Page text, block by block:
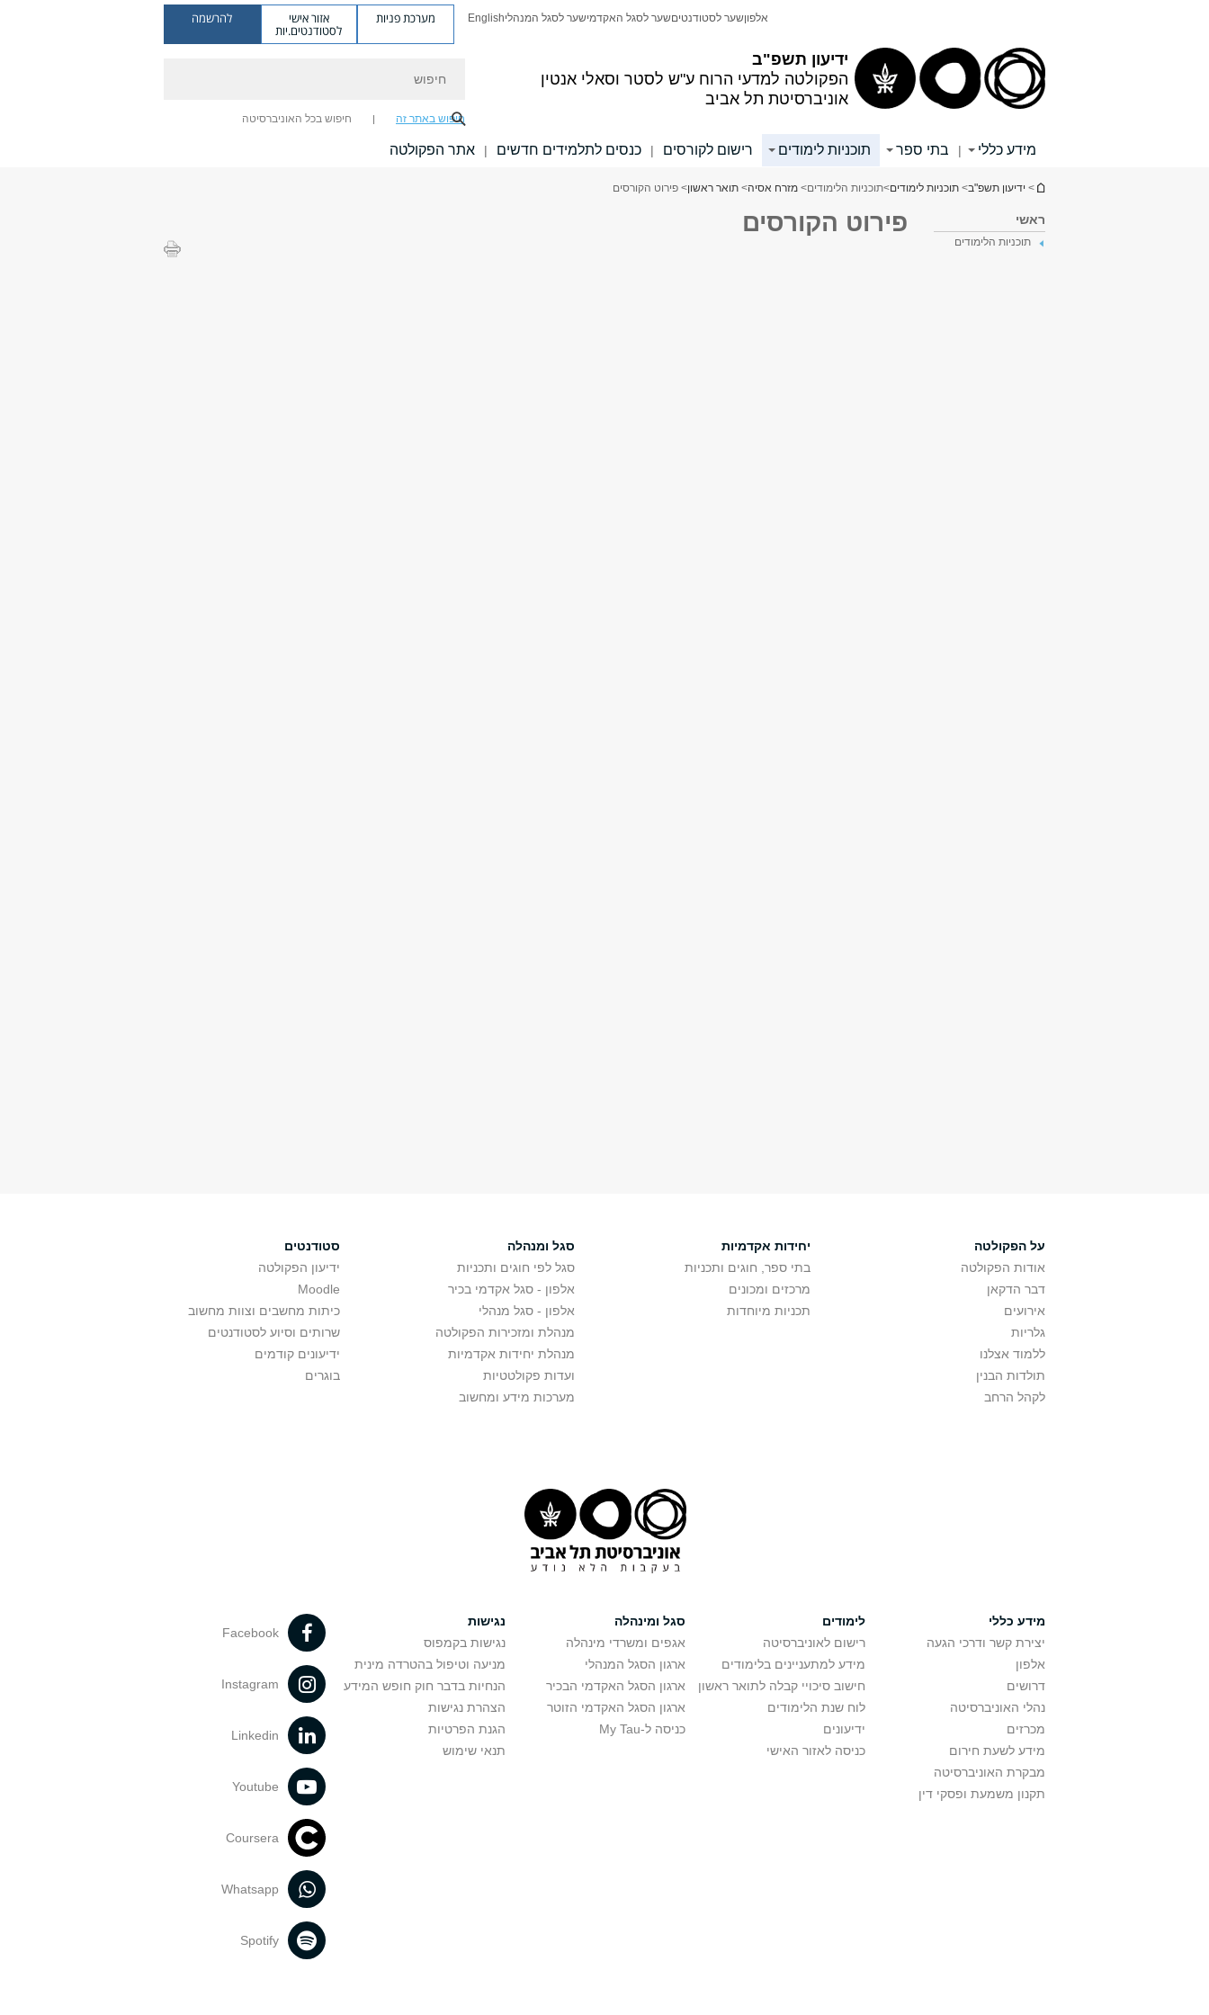
ידיעון תשפ"ב
הפקולטה למדעי הרוח ע"ש לסטר וסאלי אנטין
אוניברסיטת תל אביב
אלפוןשער לסטודנטיםשער לסגל האקדמישער לסגל המנהליEnglish מערכת פניות אזור אישי
לסטודנטים.יות
להרשמה
חיפוש באתר זה חיפוש בכל האוניברסיטה
מידע כללי | בתי ספר תוכניות לימודים רישום לקורסים | כנסים לתלמידים חדשים | אתר הפקולטה
הינך נמצא כאן
> ידיעון תשפ"ב> תוכניות לימודים>תוכניות הלימודים> מזרח אסיה> תואר ראשון> פירוט הקורסים
ראשי
תוכניות הלימודים
פירוט הקורסים
על הפקולטה
אודות הפקולטה
דבר הדקאן
אירועים
גלריות
ללמוד אצלנו
תולדות הבנין
לקהל הרחב
יחידות אקדמיות
בתי ספר, חוגים ותכניות
מרכזים ומכונים
תכניות מיוחדות
סגל ומנהלה
סגל לפי חוגים ותכניות
אלפון - סגל אקדמי בכיר
אלפון - סגל מנהלי
מנהלת ומזכירות הפקולטה
מנהלת יחידות אקדמיות
ועדות פקולטטיות
מערכות מידע ומחשוב
סטודנטים
ידיעון הפקולטה
Moodle
כיתות מחשבים וצוות מחשוב
שרותים וסיוע לסטודנטים
ידיעונים קודמים
בוגרים
מידע כללי
יצירת קשר ודרכי הגעה
אלפון
דרושים
נהלי האוניברסיטה
מכרזים
מידע לשעת חירום
מבקרת האוניברסיטה
תקנון משמעת ופסקי דין
לימודים
רישום לאוניברסיטה
מידע למתעניינים בלימודים
חישוב סיכויי קבלה לתואר ראשון
לוח שנת הלימודים
ידיעונים
כניסה לאזור האישי
סגל ומינהלה
אגפים ומשרדי מינהלה
ארגון הסגל המנהלי
ארגון הסגל האקדמי הבכיר
ארגון הסגל האקדמי הזוטר
כניסה ל-My Tau
נגישות
נגישות בקמפוס
מניעה וטיפול בהטרדה מינית
הנחיות בדבר חוק חופש המידע
הצהרת נגישות
הגנת הפרטיות
תנאי שימוש
Facebook
Instagram
Linkedin
Youtube
Coursera
Whatsapp
Spotify